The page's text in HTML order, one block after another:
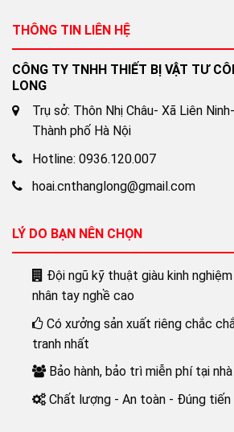
THÔNG TIN LIÊN HỆ
CÔNG TY TNHH THIẾT BỊ VẬT TƯ
LONG
Trụ sở: Thôn Nhị Châu- Xã Liên
Thành phố Hà Nội
Hotline: 0936.120.007
hoai.cnthanglong@gmail.com
LÝ DO BẠN NÊN CHỌN
Đội ngũ kỹ thuật giàu kinh
nhân tay nghề cao
Có xưởng sản xuất riêng chắc
tranh nhất
Bảo hành, bảo trì miễn phí tại nhà
Chất lượng - An toàn - Đúng